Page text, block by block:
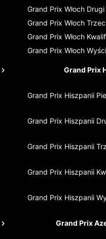
Grand Prix Włoch
Grand Prix Włoch
Grand Prix Włoch
Grand Prix Włoch
Grand Prix
Grand Prix Hiszpanii
Grand Prix Hiszpanii
Grand Prix Hiszpanii
Grand Prix Hiszpanii
Grand Prix Hiszpanii
Grand Prix